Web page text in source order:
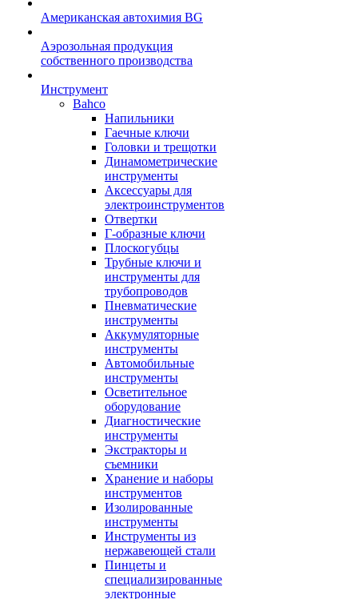
Американская автохимия BG
Аэрозольная продукция
собственного производства
Инструмент
Bahco
Напильники
Гаечные ключи
Головки и трещотки
Динамометрические
инструменты
Аксессуары для
электроинструментов
Отвертки
Г-образные ключи
Плоскогубцы
Трубные ключи и
инструменты для
трубопроводов
Пневматические
инструменты
Аккумуляторные
инструменты
Автомобильные
инструменты
Осветительное
оборудование
Диагностические
инструменты
Экстракторы и
съемники
Хранение и наборы
инструментов
Изолированные
инструменты
Инструменты из
нержавеющей стали
Пинцеты и
специализированные
электронные